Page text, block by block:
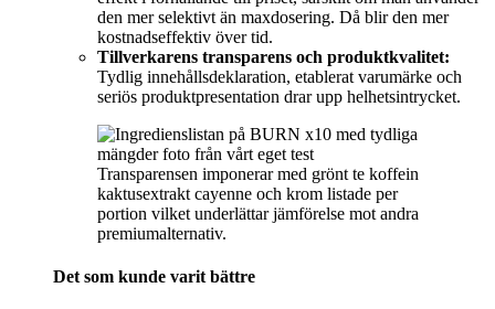
den mer selektivt än maxdosering. Då blir den mer
kostnadseffektiv över tid.
Tillverkarens transparens och produktkvalitet:
Tydlig innehållsdeklaration, etablerat varumärke och
seriös produktpresentation drar upp helhetsintrycket.
Transparensen imponerar med grönt te koffein
kaktusextrakt cayenne och krom listade per
portion vilket underlättar jämförelse mot andra
premiumalternativ.
Det som kunde varit bättre